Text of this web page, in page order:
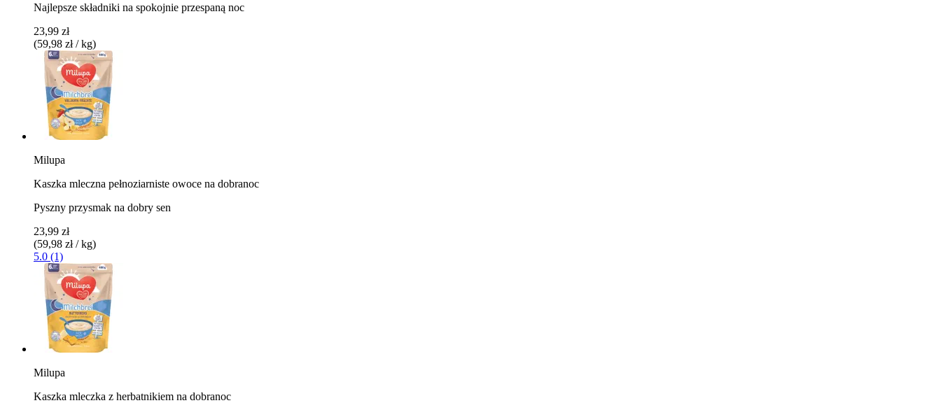
Najlepsze składniki na spokojnie przespaną noc
23,99 zł
(59,98 zł / kg)
Milupa
Kaszka mleczna pełnoziarniste owoce na dobranoc
Pyszny przysmak na dobry sen
23,99 zł
(59,98 zł / kg)
5.0 (1)
Milupa
Kaszka mleczka z herbatnikiem na dobranoc